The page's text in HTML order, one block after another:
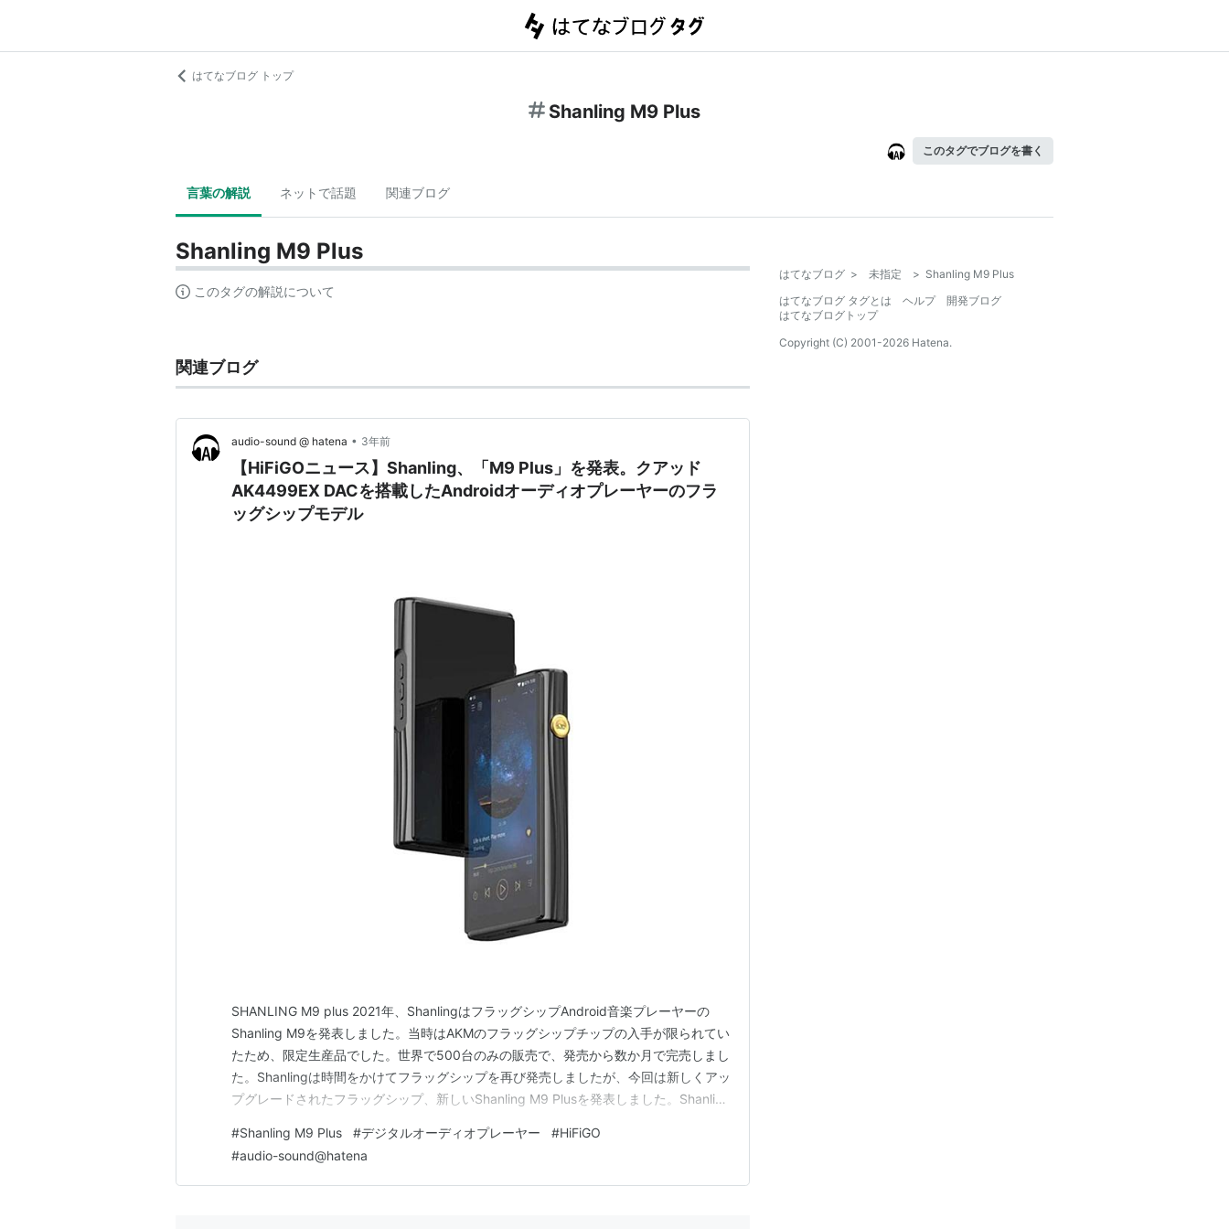
はてなブログ トップ
Shanling M9 Plus
このタグでブログを書く
言葉の解説 ネットで話題 関連ブログ
Shanling M9 Plus
このタグの解説について
関連ブログ
audio-sound @ hatena • 3年前
【HiFiGOニュース】Shanling、「M9 Plus」を発表。クアッド
AK4499EX DACを搭載したAndroidオーディオプレーヤーのフラ
ッグシップモデル
SHANLING M9 plus 2021年、ShanlingはフラッグシップAndroid音楽プレーヤーの
Shanling M9を発表しました。当時はAKMのフラッグシップチップの入手が限られてい
たため、限定生産品でした。世界で500台のみの販売で、発売から数か月で完売しまし
た。Shanlingは時間をかけてフラッグシップを再び発売しましたが、今回は新しくアッ
プグレードされたフラッグシップ、新しいShanling M9 Plusを発表しました。Shanling
Shanlingは、4つの高性能AKM AK44…
#Shanling M9 Plus #デジタルオーディオプレーヤー #HiFiGO
#audio-sound@hatena
はてなブログ > 未指定 > Shanling M9 Plus
はてなブログ タグとは
ヘルプ
開発ブログ
はてなブログトップ
Copyright (C) 2001-2026 Hatena.